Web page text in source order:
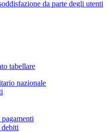
da parte degli utenti
tabellare
nazionale